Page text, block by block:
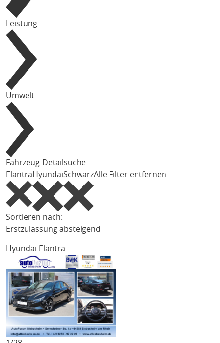
Leistung
Umwelt
Fahrzeug-Detailsuche
ElantraHyundaiSchwarzAlle Filter entfernen
Sortieren nach:
Erstzulassung absteigend
Hyundai Elantra